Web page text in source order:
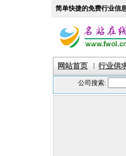
简单快捷的免费行业信
网站首页 | 行业供